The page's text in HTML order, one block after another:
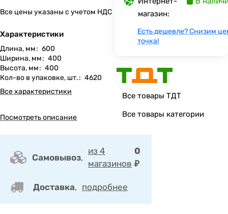
Все цены указаны с учетом НДС
Характеристики
Длина, мм: 600
Ширина, мм: 400
Высота, мм: 400
Кол-во в упаковке, шт.: 4620
Все характеристики
Посмотреть описание
Самовывоз,
из 4
магазинов
0
₽
Доставка, подробнее
магазин:
Есть дешевле? Снизим
точка!
Все товары ТДТ
Все товары категории